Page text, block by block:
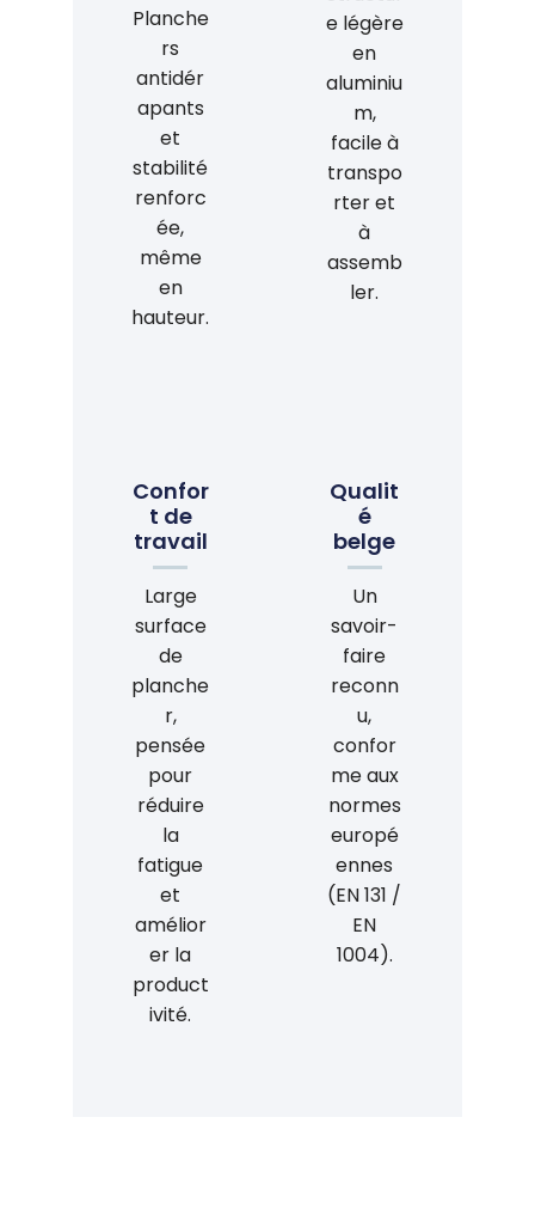
Planche
rs
antidér
apants
et
stabilité
renforc
ée,
même
en
hauteur.
e légère
en
aluminiu
m,
facile à
transpo
rter et
à
assemb
ler.
Confor
t de
travail
Large
surface
de
planche
r,
pensée
pour
réduire
la
fatigue
et
amélior
er la
product
ivité.
Qualit
é
belge
Un
savoir-
faire
reconn
u,
confor
me aux
normes
europé
ennes
(EN 131 /
EN
1004).